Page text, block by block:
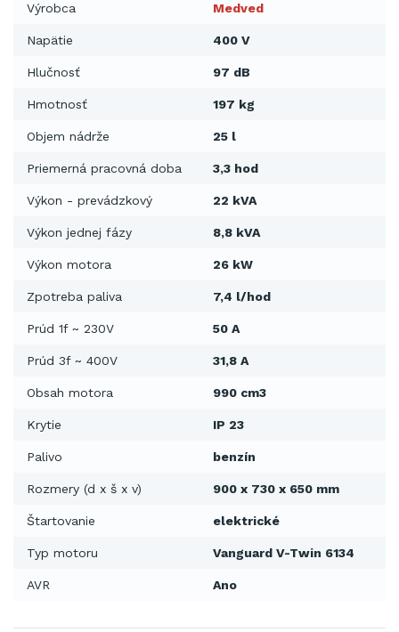
Výrobca Medved
Napätie 400 V
Hlučnosť 97 dB
Hmotnosť 197 kg
Objem nádrže 25 l
Priemerná pracovná doba 3,3 hod
Výkon - prevádzkový 22 kVA
Výkon jednej fázy 8,8 kVA
Výkon motora 26 kW
Zpotreba paliva 7,4 l/hod
Prúd 1f ~ 230V 50 A
Prúd 3f ~ 400V 31,8 A
Obsah motora 990 cm3
Krytie IP 23
Palivo benzín
Rozmery (d x š x v) 900 x 730 x 650 mm
Štartovanie elektrické
Typ motoru Vanguard V-Twin 6134
AVR Ano